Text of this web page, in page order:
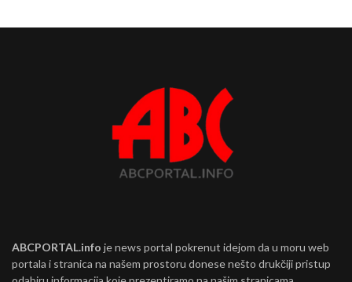
ABCPORTAL.info je news portal pokrenut idejom da u moru web
portala i stranica na našem prostoru donese nešto drukčiji pristup